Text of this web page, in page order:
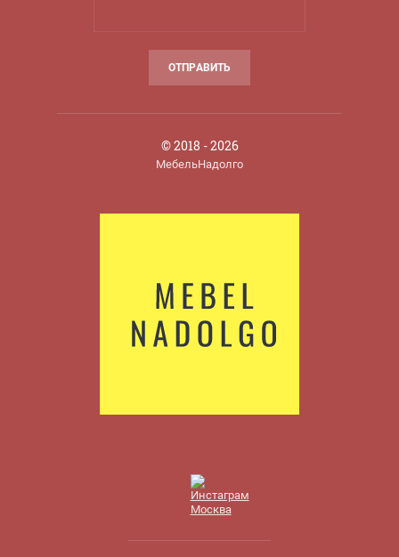
ОТПРАВИТЬ
© 2018 - 2026
МебельНадолго